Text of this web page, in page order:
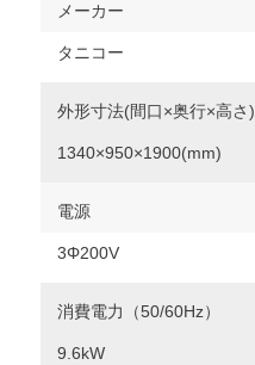
メーカー
タニコー
外形寸法(間口×奥行×高さ)
1340×950×1900(mm)
電源
3Φ200V
消費電力（50/60Hz）
9.6kW